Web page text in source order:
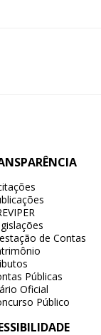
de Contas
Públicas
Oficial
Público